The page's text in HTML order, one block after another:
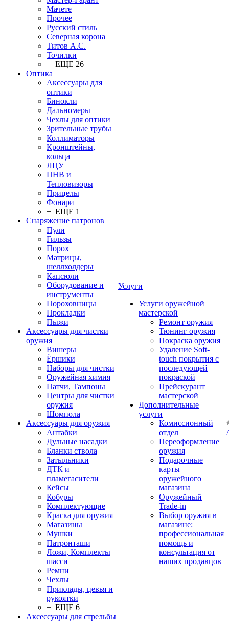
Мачете
Прочее
Русский стиль
Северная корона
Титов А.С.
Точилки
+ ЕЩЕ 26
Оптика
Аксессуары для
оптики
Бинокли
Дальномеры
Чехлы для оптики
Зрительные трубы
Коллиматоры
Кронштейны,
кольца
ЛЦУ
ПНВ и
Тепловизоры
Прицелы
Фонари
+ ЕЩЕ 1
Снаряжение патронов
Пули
Гильзы
Порох
Матрицы,
шеллхолдеры
Капсюли
Оборудование и
инструменты
Пороховницы
Прокладки
Пыжи
Аксессуары для чистки
оружия
Вишеры
Ёршики
Наборы для чистки
Оружейная химия
Патчи, Тампоны
Центры для чистки
оружия
Шомпола
Аксессуары для оружия
Антабки
Дульные насадки
Бланки ствола
Затыльники
ДТК и
пламегасители
Кейсы
Кобуры
Комплектующие
Краска для оружия
Магазины
Мушки
Патронташи
Ложи, Комплекты
шасси
Ремни
Чехлы
Приклады, цевья и
рукоятки
+ ЕЩЕ 6
Аксессуары для стрельбы
Услуги
Услуги оружейной
мастерской
Ремонт оружия
Тюнинг оружия
Покраска оружия
Удаление Soft-
touch покрытия с
последующей
покраской
Прейскурант
мастерской
Дополнительные
услуги
Комиссионный
отдел
Переоформление
оружия
Подарочные
карты
оружейного
магазина
Оружейный
Trade-in
Выбор оружия в
магазине:
профессиональная
помощь и
консультация от
наших продавцов